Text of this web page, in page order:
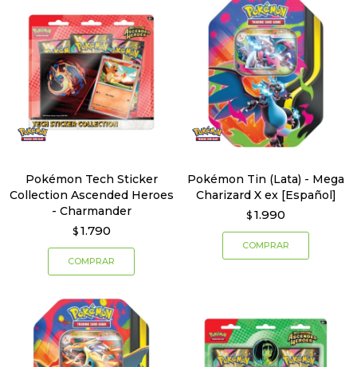
Pokémon Tech Sticker
Collection Ascended Heroes
- Charmander
$ 1.790
Pokémon Tin (Lata) - Mega
Charizard X ex [Español]
$ 1.990